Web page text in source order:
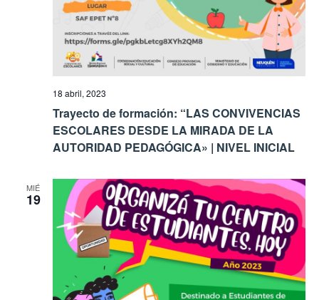
18 abril, 2023
Trayecto de formación: “LAS CONVIVENCIAS
ESCOLARES DESDE LA MIRADA DE LA
AUTORIDAD PEDAGÓGICA» | NIVEL INICIAL
MIÉ
19